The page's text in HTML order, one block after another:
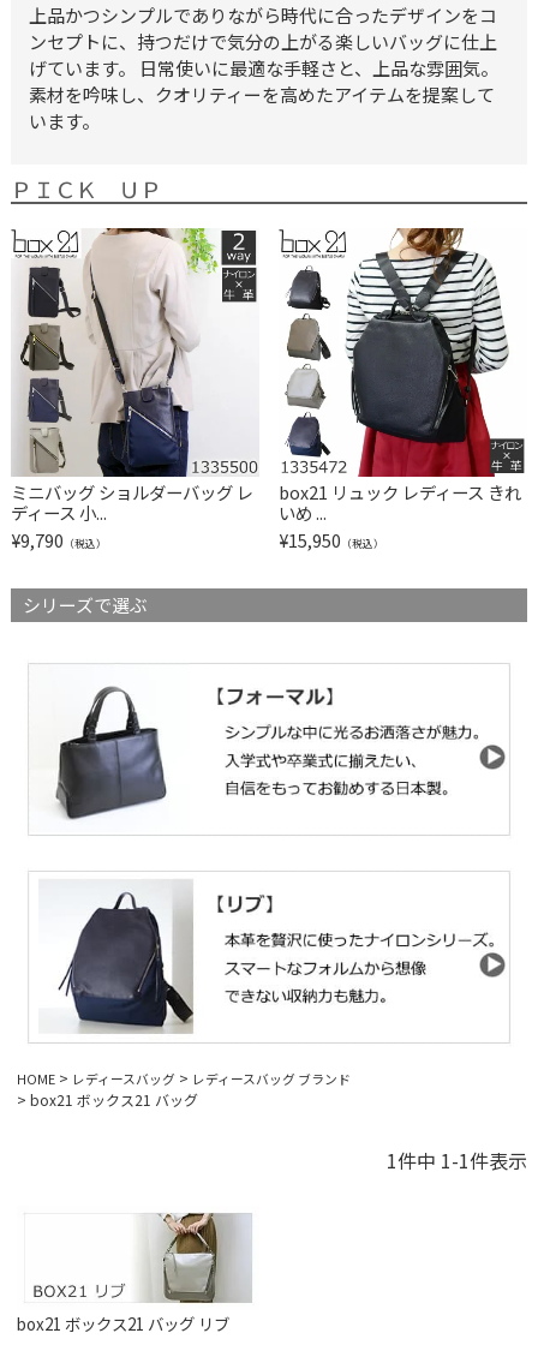
上品かつシンプルでありながら時代に合ったデザインをコ
ンセプトに、持つだけで気分の上がる楽しいバッグに仕上
げています。 日常使いに最適な手軽さと、上品な雰囲気。
素材を吟味し、クオリティーを高めたアイテムを提案して
います。
ＰＩＣＫ ＵＰ
ミニバッグ ショルダーバッグ レ
ディース 小...
¥9,790 （税込）
box21 リュック レディース きれ
いめ ...
¥15,950 （税込）
シリーズで選ぶ
HOME レディースバッグ レディースバッグ ブランド
box21 ボックス21 バッグ
1件中 1-1件表示
box21 ボックス21 バッグ リブ